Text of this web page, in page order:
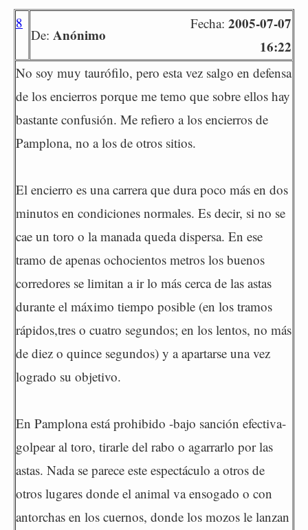
8
De: Anónimo
Fecha: 2005-07-07
16:22
No soy muy taurófilo, pero esta vez salgo en defensa
de los encierros porque me temo que sobre ellos hay
bastante confusión. Me refiero a los encierros de
Pamplona, no a los de otros sitios.
El encierro es una carrera que dura poco más en dos
minutos en condiciones normales. Es decir, si no se
cae un toro o la manada queda dispersa. En ese
tramo de apenas ochocientos metros los buenos
corredores se limitan a ir lo más cerca de las astas
durante el máximo tiempo posible (en los tramos
rápidos,tres o cuatro segundos; en los lentos, no más
de diez o quince segundos) y a apartarse una vez
logrado su objetivo.
En Pamplona está prohibido -bajo sanción efectiva-
golpear al toro, tirarle del rabo o agarrarlo por las
astas. Nada se parece este espectáculo a otros de
otros lugares donde el animal va ensogado o con
antorchas en los cuernos, donde los mozos le lanzan